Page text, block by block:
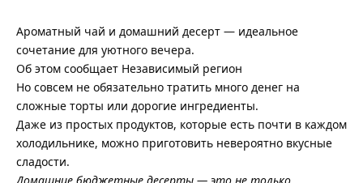
Ароматный чай и домашний десерт — идеальное
сочетание для уютного вечера.
Об этом сообщает Независимый регион
Но совсем не обязательно тратить много денег на
сложные торты или дорогие ингредиенты.
Даже из простых продуктов, которые есть почти в каждом
холодильнике, можно приготовить невероятно вкусные
сладости.
Домашние бюджетные десерты — это не только